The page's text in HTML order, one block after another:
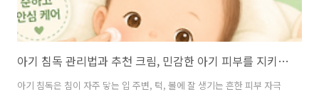
아기 침독 관리법과 추천 크림, 민감한 아기 피부를 지키는 현실적인 방법
아기 침독은 침이 자주 닿는 입 주변, 턱, 볼에 잘 생기는 흔한 피부 자극